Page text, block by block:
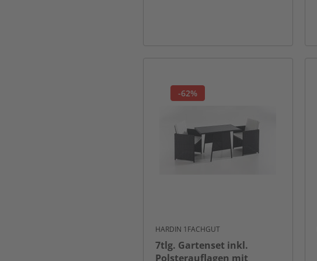
-62%
HARDIN 1FACHGUT
7tlg. Gartenset inkl.
Polsterauflagen mit